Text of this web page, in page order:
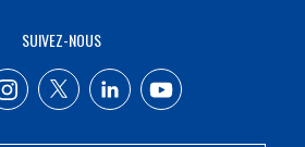
SUIVEZ-NOUS